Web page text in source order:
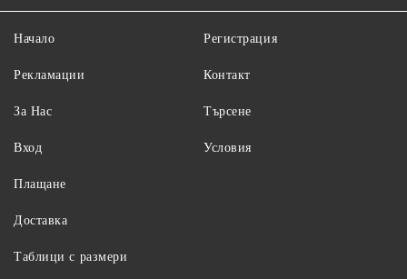
Начало
Рекламации
За Нас
Вход
Регистрация
Контакт
Търсене
Условия
Плащане
Доставка
Таблици с размери